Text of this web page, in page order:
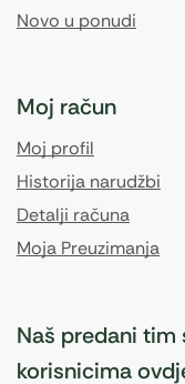
Novo u ponudi
Moj račun
Moj profil
Historija narudžbi
Detalji računa
Moja Preuzimanja
Naš predani tim
korisnicima